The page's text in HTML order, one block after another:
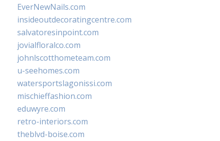
EverNewNails.com
insideoutdecoratingcentre.com
salvatoresinpoint.com
jovialfloralco.com
johnlscotthometeam.com
u-seehomes.com
watersportslagonissi.com
mischieffashion.com
eduwyre.com
retro-interiors.com
theblvd-boise.com